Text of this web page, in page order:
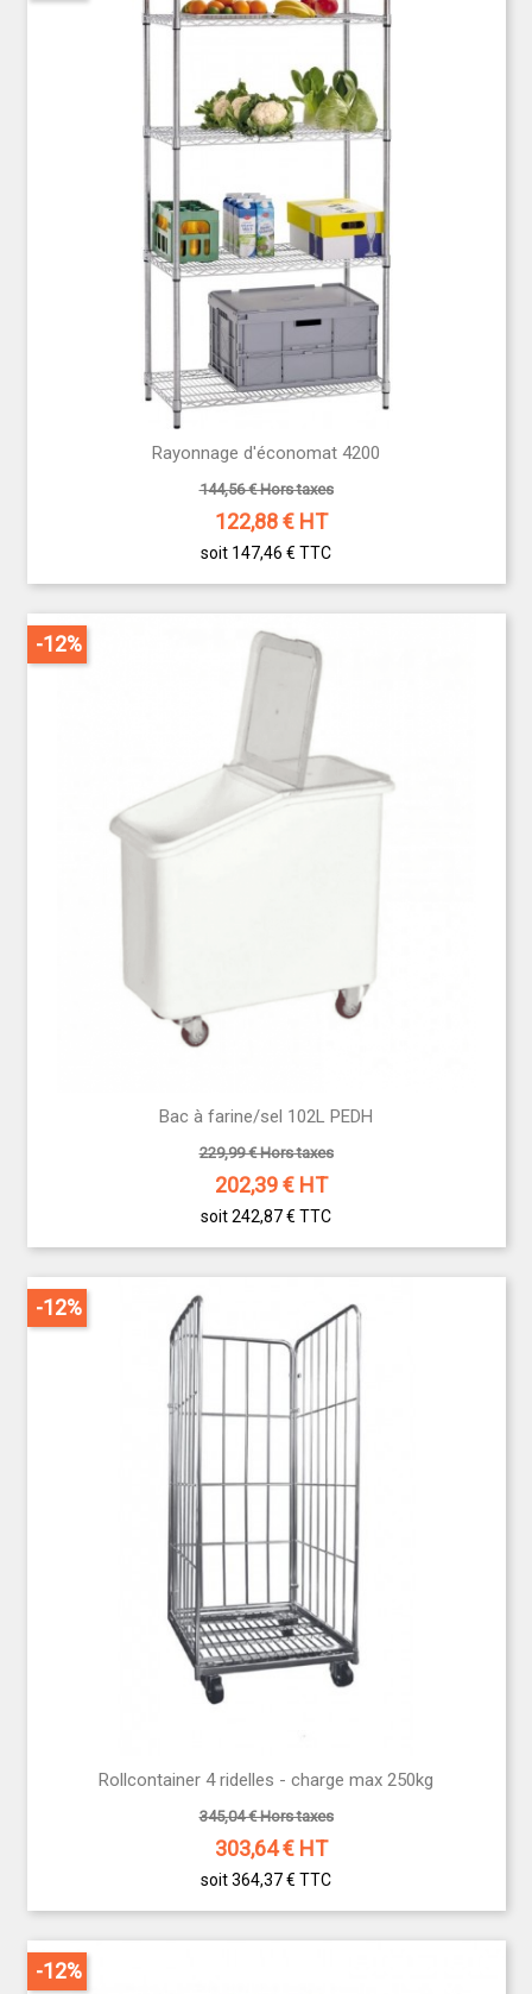
Rayonnage d'économat 4200
144,56 € Hors taxes
122,88€ HT
soit 147,46 € TTC
Bac à farine/sel 102L PEDH
229,99 € Hors taxes
202,39€ HT
soit 242,87 € TTC
-12%
Rollcontainer 4 ridelles - charge max 250kg
345,04 € Hors taxes
303,64€ HT
soit 364,37 € TTC
-12%
-12%